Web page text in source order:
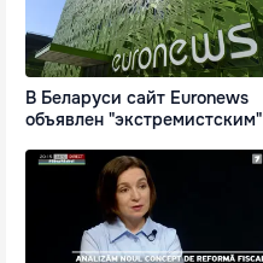
В Беларуси сайт Euronews
объявлен "экстремистским"